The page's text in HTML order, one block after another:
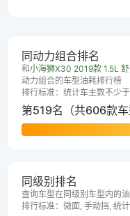
同动力组合排名
和小海狮X30 2019款 1.5L
动力组合的车型油耗排行榜
排行标准：统计车主数不少于
第519名（共606款车
同级别排名
查询车型在同级别车型内的
排行标准：微面, 手动挡, 统